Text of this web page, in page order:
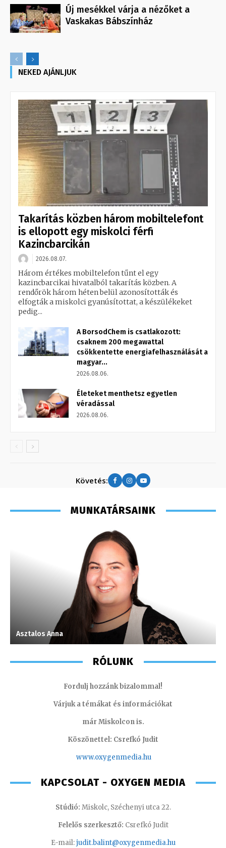
Új mesékkel várja a nézőket a
Vaskakas Bábszínház
NEKED AJÁNLJUK
Takarítás közben három mobiltelefont
is ellopott egy miskolci férfi
Kazincbarcikán
2026.08.07.
Három értékes mobiltelefon tűnt el egy
kazincbarcikai hivatalból takarítás közben. A
rendőrök három héten belül azonosították és
elfogták a miskolci gyanúsítottat, a készülékeket
pedig...
A BorsodChem is csatlakozott:
csaknem 200 megawattal
csökkentette energiafelhasználását a
magyar...
2026.08.06.
Életeket menthetsz egyetlen
véradással
2026.08.06.
Követés:
MUNKATÁRSAINK
Asztalos Anna
RÓLUNK
Fordulj hozzánk bizalommal!
Várjuk a témákat és információkat
már Miskolcon is.
Köszönettel: Csrefkó Judit
www.oxygenmedia.hu
KAPCSOLAT - OXYGEN MEDIA
Stúdió: Miskolc, Széchenyi utca 22.
Felelős szerkesztő: Csrefkó Judit
E-mail:judit.balint@oxygenmedia.hu